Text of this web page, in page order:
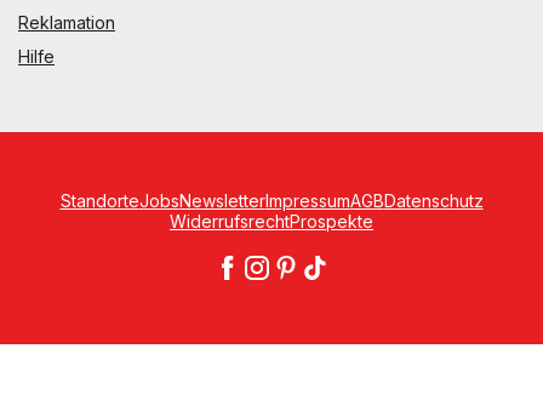
Reklamation
Hilfe
StandorteJobsNewsletterImpressumAGBDatenschutz
WiderrufsrechtProspekte